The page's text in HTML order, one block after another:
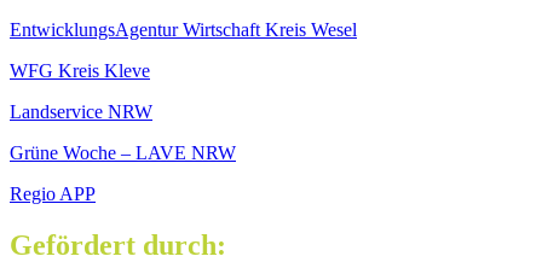
EntwicklungsAgentur Wirtschaft Kreis Wesel
WFG Kreis Kleve
Landservice NRW
Grüne Woche – LAVE NRW
Regio APP
Gefördert durch: